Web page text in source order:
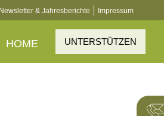
Newsletter & Jahresberichte Impressum
HOME UNTERSTÜTZEN